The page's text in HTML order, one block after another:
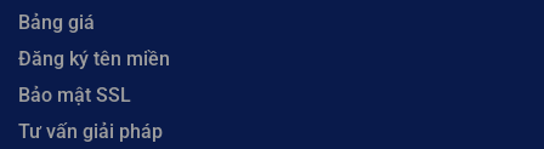
Bảng giá
Đăng ký tên miền
Bảo mật SSL
Tư vấn giải pháp